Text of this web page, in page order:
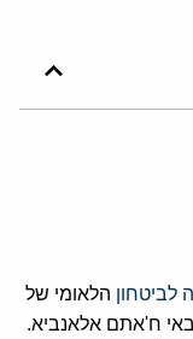
לביטחון הלאומי של
במטה הצבאי ח'אתם אלאנביא.